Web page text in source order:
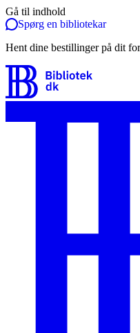
Gå til indhold
Spørg en bibliotekar
Hent dine bestillinger på dit